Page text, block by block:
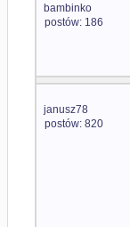
bambinko
postów: 186
janusz78
postów: 820